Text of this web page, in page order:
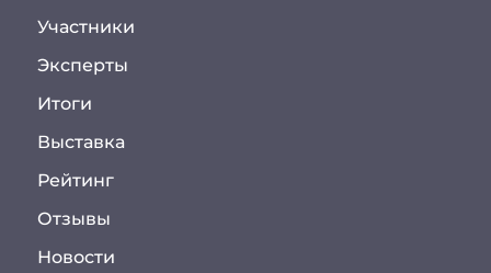
Участники
Эксперты
Итоги
Выставка
Рейтинг
Отзывы
Новости